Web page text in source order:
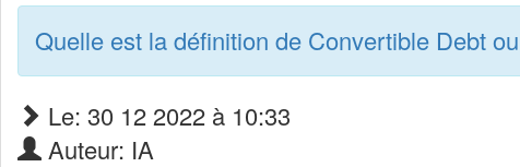
Quelle est la définition de Convertible Debt
Le: 30 12 2022 à 10:33
Auteur: IA